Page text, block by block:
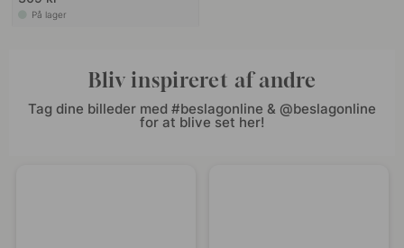
På lager
Bliv inspireret af andre
Tag dine billeder med #beslagonline & @beslagonline
for at blive set her!